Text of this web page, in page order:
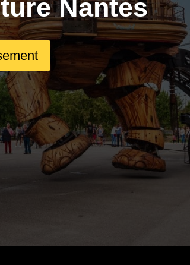
Nantes